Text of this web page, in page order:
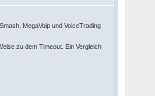
MegaVoip und VoiceTrading
zu dem Timeout. Ein Vergleich